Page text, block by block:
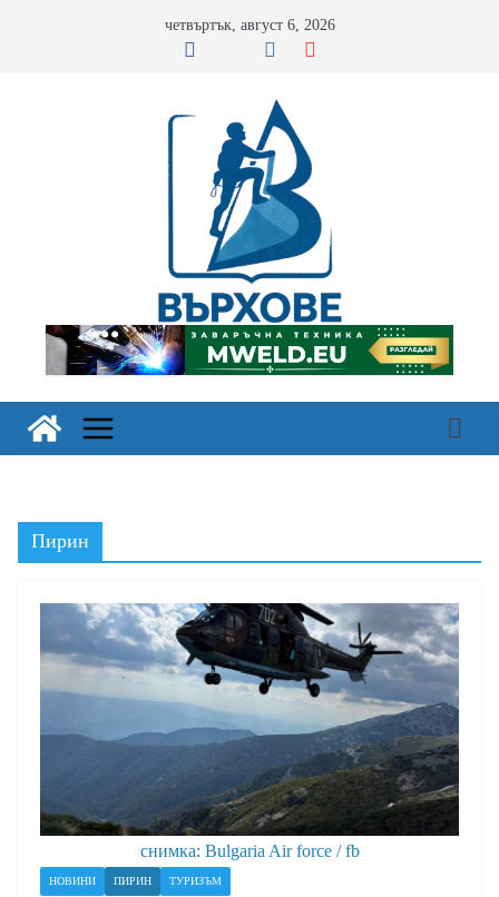
четвъртък, август 6, 2026
Пирин
снимка: Bulgaria Air force / fb
НОВИНИ ПИРИН ТУРИЗЪМ